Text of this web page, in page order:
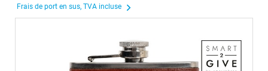
Frais de port en sus, TVA incluse